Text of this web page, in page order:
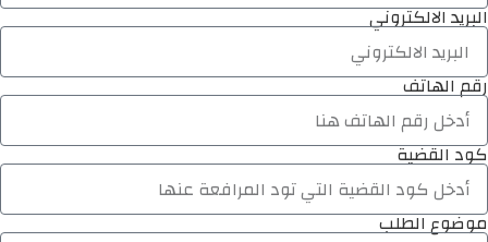
البريد الالكتروني
رقم الهاتف
كود القضية
موضوع الطلب